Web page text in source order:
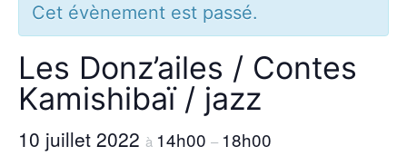
Cet évènement est passé.
Les Donz’ailes / Contes
Kamishibaï / jazz
10 juillet 2022 à 14h00 – 18h00